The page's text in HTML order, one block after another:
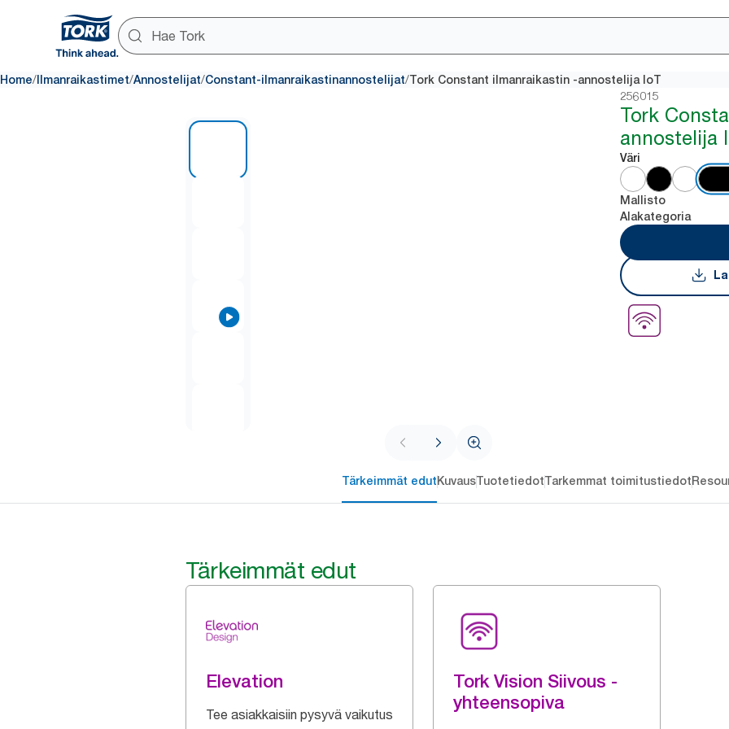
Home/ Ilmanraikastimet/Annostelijat/Constant-ilmanraikastinannostelijat/Tork Constant ilmanraikastin -annostelija IoT
256015
Tork
annostelija
Väri
Mallisto
Alakategoria
Tärkeimmät edutKuvausTuotetiedotTarkemmat toimitustiedot
Tärkeimmät edut
Elevation
Tee asiakkaisiin pysyvä vaikutus
Tork Vision Siivous -
yhteensopiva